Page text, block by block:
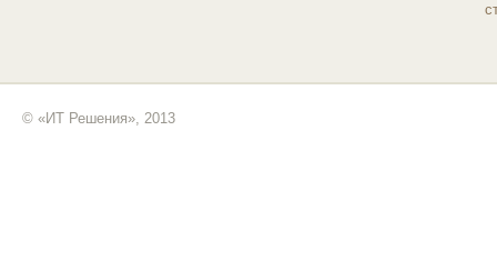
© «ИТ Решения», 2013